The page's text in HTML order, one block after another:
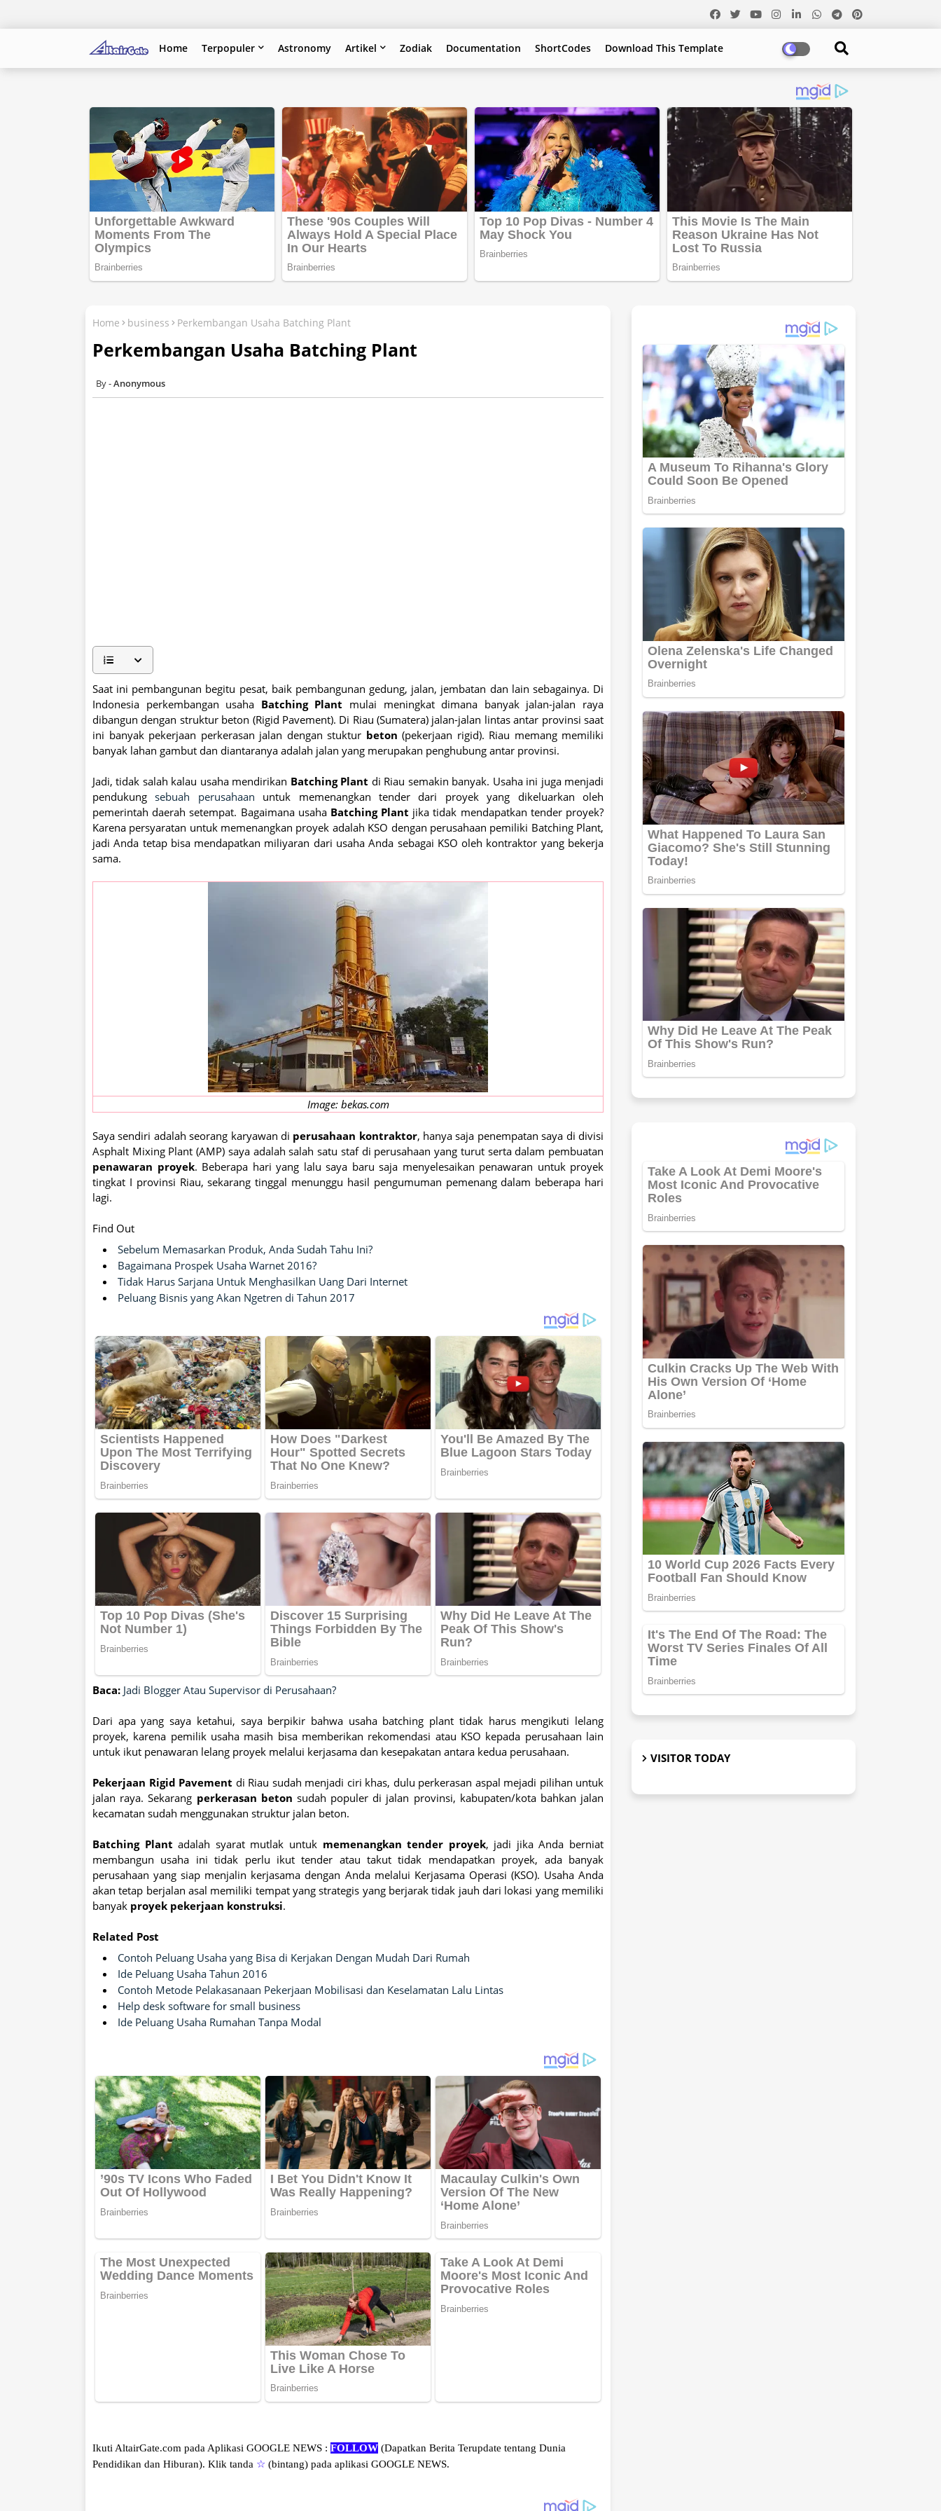
Home Terpopuler Astronomy Artikel Zodiak Documentation ShortCodes Download This Template
Home business Perkembangan Usaha Batching Plant
Perkembangan Usaha Batching Plant
Anonymous
Saat ini pembangunan begitu pesat, baik pembangunan gedung, jalan, jembatan dan lain sebagainya. Di
Indonesia perkembangan usaha Batching Plant mulai meningkat dimana banyak jalan-jalan raya
dibangun dengan struktur beton (Rigid Pavement). Di Riau (Sumatera) jalan-jalan lintas antar provinsi saat
ini banyak pekerjaan perkerasan jalan dengan stuktur beton (pekerjaan rigid). Riau memang memiliki
banyak lahan gambut dan diantaranya adalah jalan yang merupakan penghubung antar provinsi.
Jadi, tidak salah kalau usaha mendirikan Batching Plant di Riau semakin banyak. Usaha ini juga menjadi
pendukungsebuah perusahaan untuk memenangkan tender dari proyek yang dikeluarkan oleh
pemerintah daerah setempat. Bagaimana usaha Batching Plant jika tidak mendapatkan tender proyek?
Karena persyaratan untuk memenangkan proyek adalah KSO dengan perusahaan pemiliki Batching Plant,
jadi Anda tetap bisa mendapatkan miliyaran dari usaha Anda sebagai KSO oleh kontraktor yang bekerja
sama.
Image: bekas.com
Saya sendiri adalah seorang karyawan di perusahaan kontraktor, hanya saja penempatan saya di divisi
Asphalt Mixing Plant (AMP) saya adalah salah satu staf di perusahaan yang turut serta dalam pembuatan
penawaran proyek. Beberapa hari yang lalu saya baru saja menyelesaikan penawaran untuk proyek
tingkat I provinsi Riau, sekarang tinggal menunggu hasil pengumuman pemenang dalam beberapa hari
lagi.
Find Out
Sebelum Memasarkan Produk, Anda Sudah Tahu Ini?
Bagaimana Prospek Usaha Warnet 2016?
Tidak Harus Sarjana Untuk Menghasilkan Uang Dari Internet
Peluang Bisnis yang Akan Ngetren di Tahun 2017
Baca: Jadi Blogger Atau Supervisor di Perusahaan?
Dari apa yang saya ketahui, saya berpikir bahwa usaha batching plant tidak harus mengikuti lelang
proyek, karena pemilik usaha masih bisa memberikan rekomendasi atau KSO kepada perusahaan lain
untuk ikut penawaran lelang proyek melalui kerjasama dan kesepakatan antara kedua perusahaan.
Pekerjaan Rigid Pavement di Riau sudah menjadi ciri khas, dulu perkerasan aspal mejadi pilihan untuk
jalan raya. Sekarang perkerasan beton sudah populer di jalan provinsi, kabupaten/kota bahkan jalan
kecamatan sudah menggunakan struktur jalan beton.
Batching Plant adalah syarat mutlak untuk memenangkan tender proyek, jadi jika Anda berniat
membangun usaha ini tidak perlu ikut tender atau takut tidak mendapatkan proyek, ada banyak
perusahaan yang siap menjalin kerjasama dengan Anda melalui Kerjasama Operasi (KSO). Usaha Anda
akan tetap berjalan asal memiliki tempat yang strategis yang berjarak tidak jauh dari lokasi yang memiliki
banyak proyek pekerjaan konstruksi.
Related Post
Contoh Peluang Usaha yang Bisa di Kerjakan Dengan Mudah Dari Rumah
Ide Peluang Usaha Tahun 2016
Contoh Metode Pelakasanaan Pekerjaan Mobilisasi dan Keselamatan Lalu Lintas
Help desk software for small business
Ide Peluang Usaha Rumahan Tanpa Modal
Ikuti AltairGate.com pada Aplikasi GOOGLE NEWS : FOLLOW (Dapatkan Berita Terupdate tentang Dunia
Pendidikan dan Hiburan). Klik tanda ☆ (bintang) pada aplikasi GOOGLE NEWS.
VISITOR TODAY